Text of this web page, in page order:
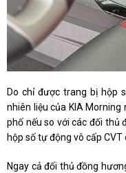
Do chỉ được trang bị hộp
nhiên liệu của KIA
phố nếu so với các đối thủ
hộp số tự động vô cấp
Ngay cả đối thủ đồng